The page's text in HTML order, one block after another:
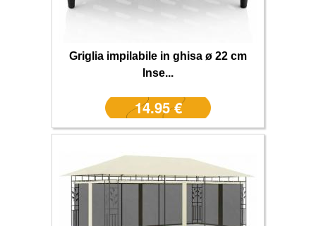
Griglia impilabile in ghisa ø 22 cm
Inse...
14.95 €